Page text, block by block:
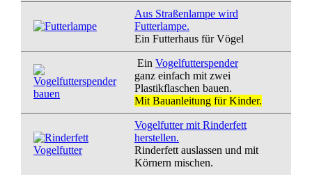
Aus Straßenlampe wird
Futterlampe.
Ein Futterhaus für Vögel
Ein Vogelfutterspender
ganz einfach mit zwei
Plastikflaschen bauen.
Mit Bauanleitung für Kinder.
Vogelfutter mit Rinderfett
herstellen.
Rinderfett auslassen und mit
Körnern mischen.